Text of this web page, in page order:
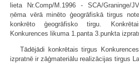
lieta Nr.Comp/M.1996 - SCA/Graninge/
ņēma vērā minēto ģeogrāfiskā tirgus
konkrēto ģeogrāfisko tirgu.
Konkurences likuma 1.panta 3.punkta
Tādējādi konkrētais tirgus
izpratnē ir zāģmateriālu realizācijas tirgus